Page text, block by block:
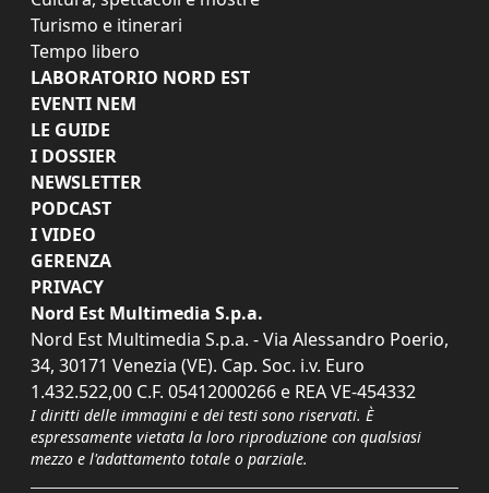
Turismo e itinerari
Tempo libero
LABORATORIO NORD EST
EVENTI NEM
LE GUIDE
I DOSSIER
NEWSLETTER
PODCAST
I VIDEO
GERENZA
PRIVACY
Nord Est Multimedia S.p.a.
Nord Est Multimedia S.p.a. - Via Alessandro Poerio,
34, 30171 Venezia (VE). Cap. Soc. i.v. Euro
1.432.522,00 C.F. 05412000266 e REA VE-454332
I diritti delle immagini e dei testi sono riservati. È
espressamente vietata la loro riproduzione con qualsiasi
mezzo e l'adattamento totale o parziale.